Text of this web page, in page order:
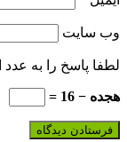
وب‌ سایت
لطفا پاسخ را به عدد
هجده − 16 =